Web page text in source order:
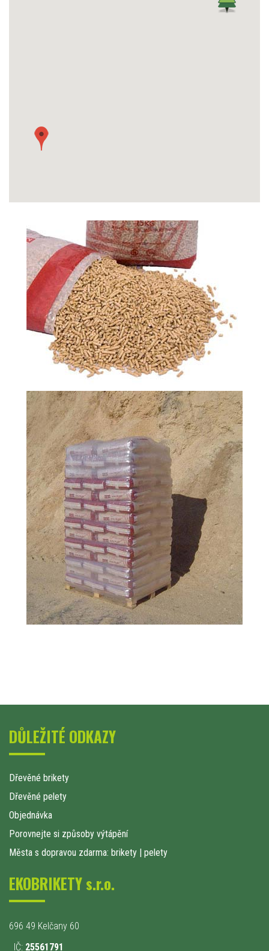
DŮLEŽITÉ ODKAZY
Dřevěné brikety
Dřevěné pelety
Objednávka
Porovnejte si způsoby výtápění
Města s dopravou zdarma: brikety | pelety
EKOBRIKETY s.r.o.
696 49 Kelčany 60
IČ: 25561791